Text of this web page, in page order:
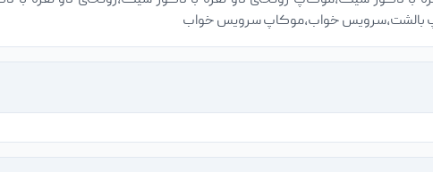
بالشت،سرویس خواب،موکاپ سرویس خواب